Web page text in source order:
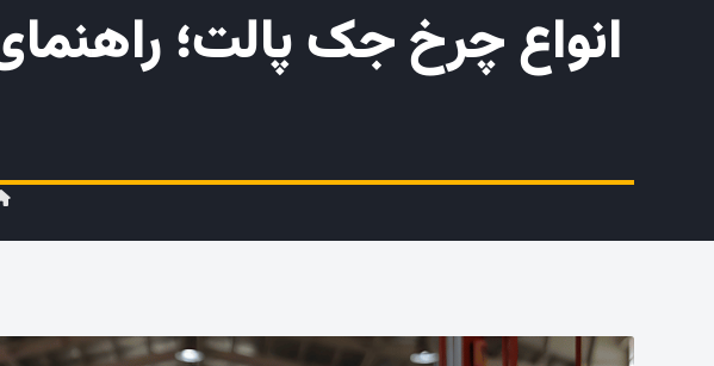
انواع چرخ جک پالت؛